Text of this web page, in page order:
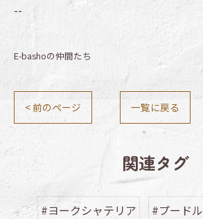
--
E-bashoの仲間たち
< 前のページ 一覧に戻る
関連タグ
#ヨークシャテリア #プードル